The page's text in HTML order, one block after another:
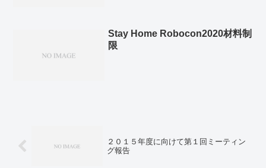
Stay Home Robocon2020材料制
限
２０１５年度に向けて第１回ミーティン
グ報告